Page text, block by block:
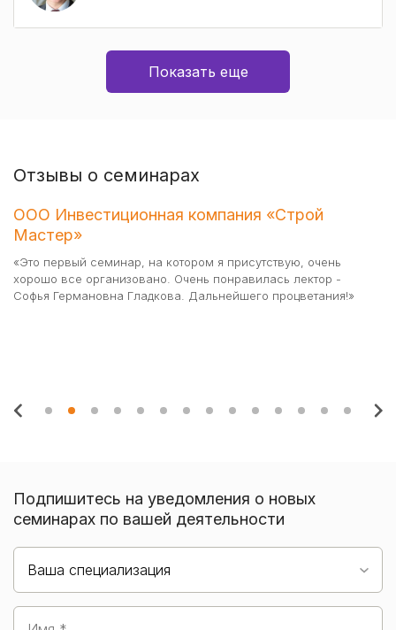
Показать еще
Отзывы о семинарах
ООО Инвестиционная компания «Строй
Мастер»
«Это первый семинар, на котором я присутствую, очень
хорошо все организовано. Очень понравилась лектор -
Софья Германовна Гладкова. Дальнейшего процветания!»
Подпишитесь на уведомления о новых
семинарах по вашей деятельности
Ваша специализация